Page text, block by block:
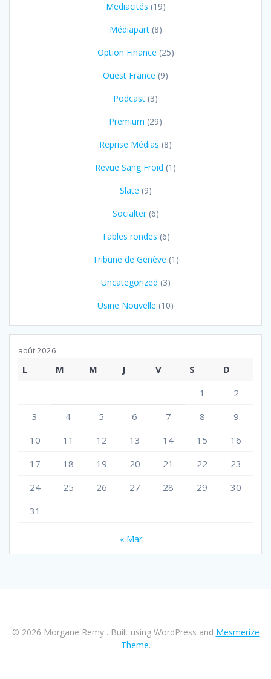
Mediacités (19)
Médiapart(8)
Option Finance (25)
Ouest France (9)
Podcast (3)
Premium (29)
Reprise Médias (8)
Revue Sang Froid (1)
Slate (9)
Socialter(6)
Tables rondes (6)
Tribune de Genève (1)
Uncategorized (3)
Usine Nouvelle (10)
août 2026
L M M J V S
D
1
2
3
4 5 6 7 8
9
10
11 12 13 14 15
16
17
18 19 20 21 22
23
24
25 26 27 28 29
30
31
« Mar
© 2026 Morgane Remy . Built using WordPress and Mesmerize
Theme.